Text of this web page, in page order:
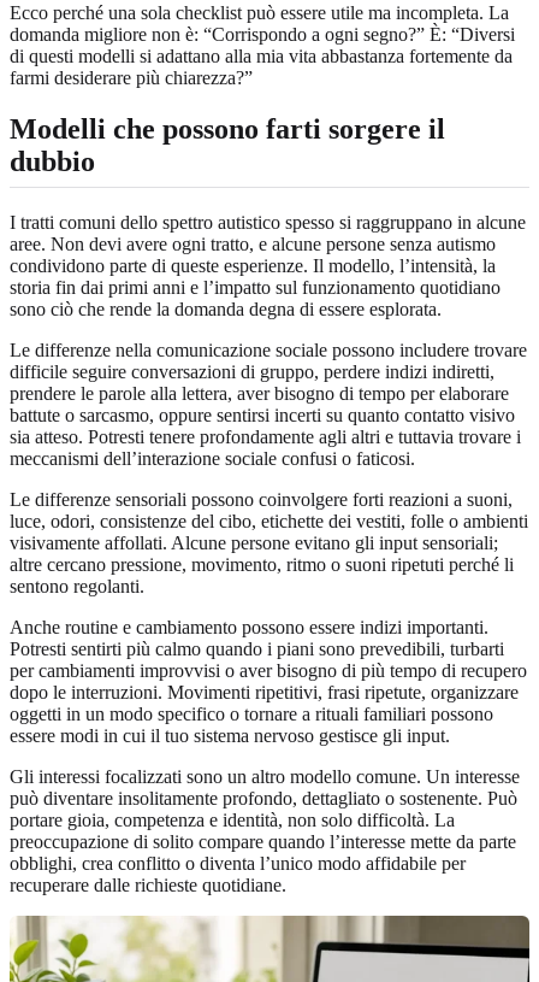
Ecco perché una sola checklist può essere utile ma incompleta. La
domanda migliore non è: “Corrispondo a ogni segno?” È: “Diversi
di questi modelli si adattano alla mia vita abbastanza fortemente da
farmi desiderare più chiarezza?”
Modelli che possono farti sorgere il
dubbio
I tratti comuni dello spettro autistico spesso si raggruppano in alcune
aree. Non devi avere ogni tratto, e alcune persone senza autismo
condividono parte di queste esperienze. Il modello, l’intensità, la
storia fin dai primi anni e l’impatto sul funzionamento quotidiano
sono ciò che rende la domanda degna di essere esplorata.
Le differenze nella comunicazione sociale possono includere trovare
difficile seguire conversazioni di gruppo, perdere indizi indiretti,
prendere le parole alla lettera, aver bisogno di tempo per elaborare
battute o sarcasmo, oppure sentirsi incerti su quanto contatto visivo
sia atteso. Potresti tenere profondamente agli altri e tuttavia trovare i
meccanismi dell’interazione sociale confusi o faticosi.
Le differenze sensoriali possono coinvolgere forti reazioni a suoni,
luce, odori, consistenze del cibo, etichette dei vestiti, folle o ambienti
visivamente affollati. Alcune persone evitano gli input sensoriali;
altre cercano pressione, movimento, ritmo o suoni ripetuti perché li
sentono regolanti.
Anche routine e cambiamento possono essere indizi importanti.
Potresti sentirti più calmo quando i piani sono prevedibili, turbarti
per cambiamenti improvvisi o aver bisogno di più tempo di recupero
dopo le interruzioni. Movimenti ripetitivi, frasi ripetute, organizzare
oggetti in un modo specifico o tornare a rituali familiari possono
essere modi in cui il tuo sistema nervoso gestisce gli input.
Gli interessi focalizzati sono un altro modello comune. Un interesse
può diventare insolitamente profondo, dettagliato o sostenente. Può
portare gioia, competenza e identità, non solo difficoltà. La
preoccupazione di solito compare quando l’interesse mette da parte
obblighi, crea conflitto o diventa l’unico modo affidabile per
recuperare dalle richieste quotidiane.